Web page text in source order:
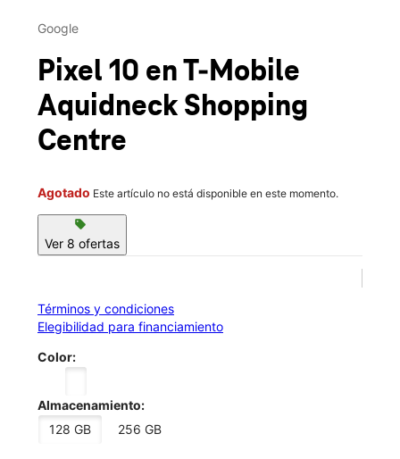
Sáb.:
99 East Main Road Middletown, RI 02842
Google
Pixel 10 en T-Mobile
Aquidneck Shopping
Centre
Agotado Este artículo no está disponible en este momento.
sell
Ver 8 ofertas
Términos y condiciones
Elegibilidad para financiamiento
Color:
Almacenamiento:
128 GB
256 GB